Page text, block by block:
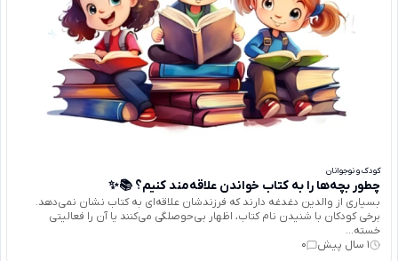
کودک و نوجوانان
چطور بچه‌ها را به کتاب خواندن علاقه‌مند کنیم؟ 📚✨
بسیاری از والدین دغدغه دارند که فرزندشان علاقه‌ای به کتاب نشان نمی‌دهد.
برخی کودکان با شنیدن نام کتاب، اظهار بی‌حوصلگی می‌کنند یا آن را فعالیتی
خسته‌...
1 سال پیش
0